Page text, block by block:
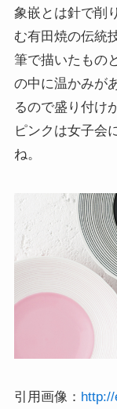
象嵌とは針で削
む有田焼の伝統
筆で描いたもの
の中に温かみが
るので盛り付け
ピンクは女子会
ね。
引用画像：